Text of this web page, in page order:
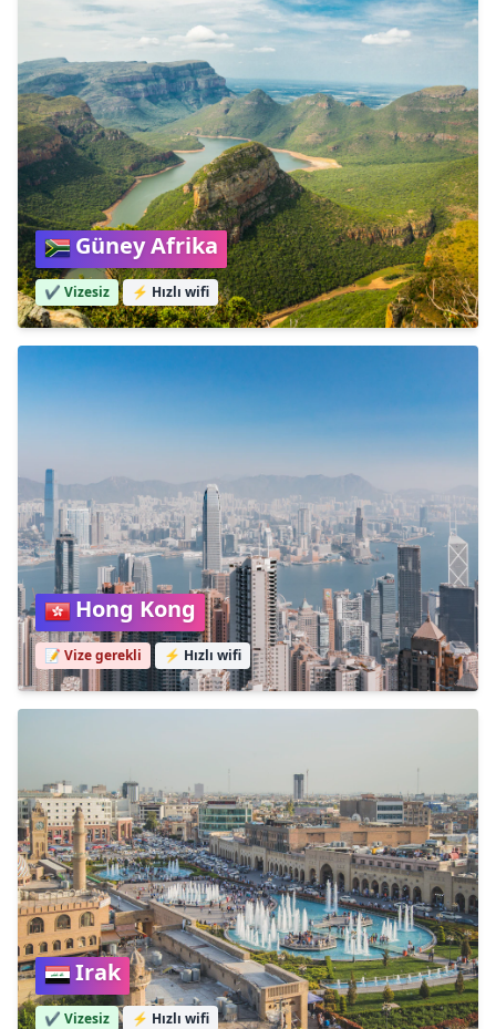
Güney Afrika
✔️ Vizesiz ⚡ Hızlı wifi
Hong Kong
📝 Vize gerekli ⚡ Hızlı wifi
Irak
✔️ Vizesiz ⚡ Hızlı wifi